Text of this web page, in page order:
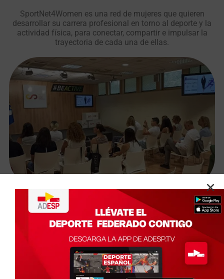
SportNet4Women es una red de mujeres que quieren
desarrollar su carrera profesional en torno al deporte y la
actividad física, para conectar, compartir e impulsar la
trayectoria de cada una de ellas.
Evento De Teambuilding
Del Programa Mentoring Para Mujeres Directivas Del
Deporte Federado Español 2022